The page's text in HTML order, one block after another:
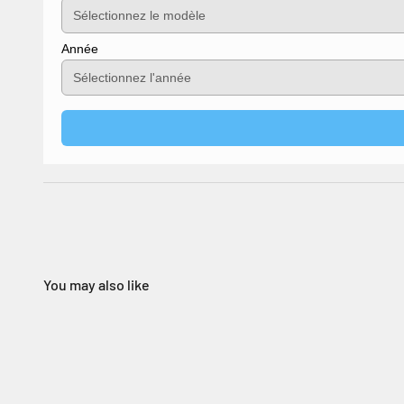
Année